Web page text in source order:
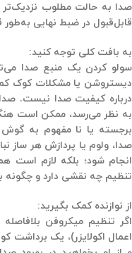
صدا به حالت مطلوب نزدیک‌تر
قابل‌قبول در ضبط نهایی
به بافت کلی توجه کنید:
سولو کردن یک منبع صدا
دیستروشن یا مشکلات کوک
درباره کیفیت صدا نیست.
به نظر می‌رسد، ممکن است
برجسته یا نا مفهوم به
صدا، ولوم یا پردازش هر ساز
انجام شود؛ بلکه لازم است
تنظیم چه نقشی دارد و چگونه
از نوازنده کمک بگیرید:
اگر تنظیم میکروفن
اعمال اکولایزر)، یک برداشت